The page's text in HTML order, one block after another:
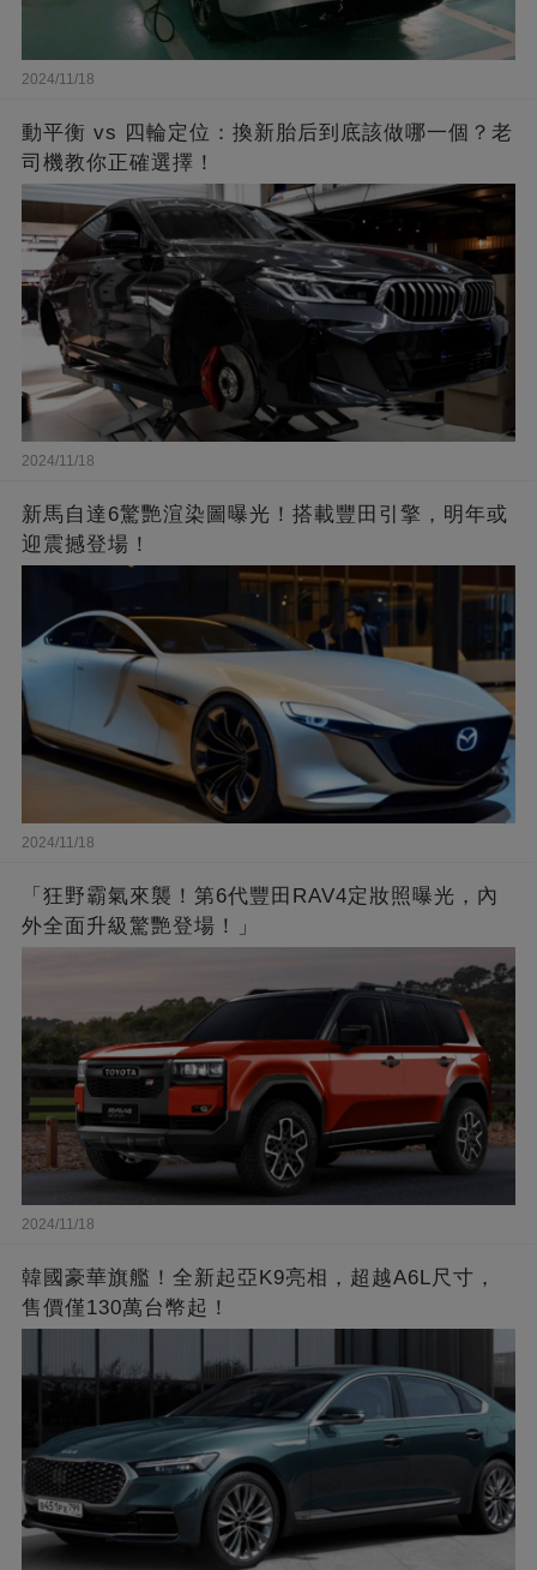
2024/11/18
動平衡 vs 四輪定位：換新胎后到底該做哪一個？老
司機教你正確選擇！
2024/11/18
新馬自達6驚艷渲染圖曝光！搭載豐田引擎，明年或
迎震撼登場！
2024/11/18
「狂野霸氣來襲！第6代豐田RAV4定妝照曝光，內
外全面升級驚艷登場！」
2024/11/18
韓國豪華旗艦！全新起亞K9亮相，超越A6L尺寸，
售價僅130萬台幣起！